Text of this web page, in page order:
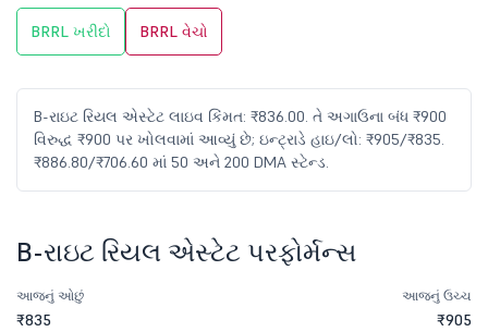
BRRL ખરીદો BRRL વેચો
B-રાઇટ રિયલ એસ્ટેટ લાઇવ કિંમત: ₹836.00. તે અગાઉના બંધ ₹900
વિરુદ્ધ ₹900 પર ખોલવામાં આવ્યું છે; ઇન્ટ્રાડે હાઇ/લો: ₹905/₹835.
₹886.80/₹706.60 માં 50 અને 200 DMA સ્ટેન્ડ.
B-રાઇટ રિયલ એસ્ટેટ પરફોર્મન્સ
આજનું ઓછું
₹835
આજનું ઉચ્ચ
₹905